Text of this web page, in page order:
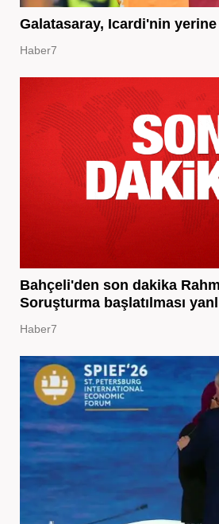
Galatasaray, Icardi'nin yerine
Haber7
Bahçeli'den son dakika
Soruşturma başlatılması
Haber7